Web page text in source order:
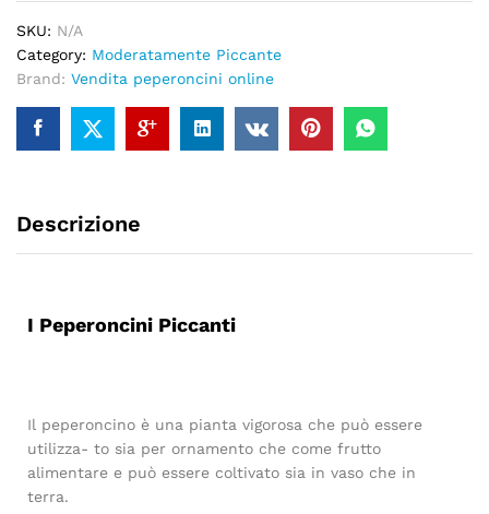
SKU: N/A
Category: Moderatamente Piccante
Brand: Vendita peperoncini online
Descrizione
I Peperoncini Piccanti
Il peperoncino è una pianta vigorosa che può essere
utilizza- to sia per ornamento che come frutto
alimentare e può essere coltivato sia in vaso che in
terra.